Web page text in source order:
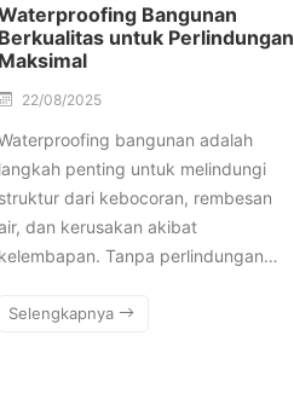
Bangunan
Berkualitas untuk Perlindungan
Maksimal
22/08/2025
bangunan adalah
langkah penting untuk melindungi
struktur dari kebocoran, rembesan
dan kerusakan akibat
kelembapan. Tanpa perlindungan…
Selengkapnya